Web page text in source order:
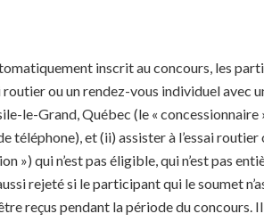
inscrit au concours, les
routier ou un rendez-vous individuel avec
le-Grand, Québec (le « concessionnaire
téléphone), et (ii) assister à l’essai
qui n’est pas éligible, qui n’est pas
rejeté si le participant qui le soumet
reçus pendant la période du concours.